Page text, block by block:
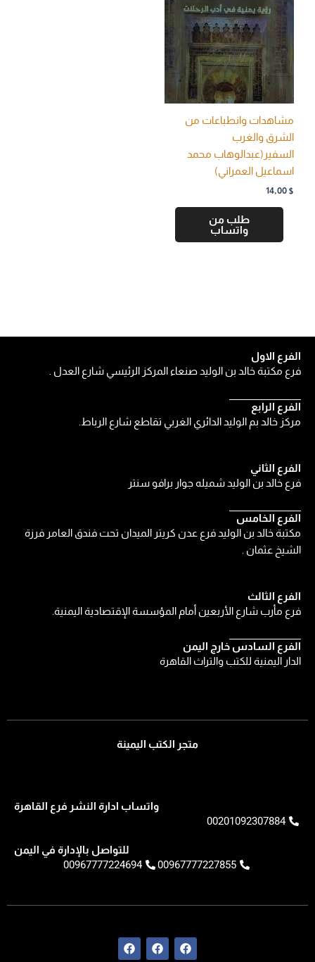
مشاهدات وانطباعات من
الشرق والغرب
السفير(عبدالوهاب محمد
اسماعيل العمراني)
14,00 $
طلب من
واتساب
الفرع الثالث
فرع مأرب شارع الأربعين أمام المؤسسة الإقتصادية اليمنية.
الفرع السادس خارج اليمن
الدار اليمنية للكتب والتراث القاهرة
الفرع الثاني
فرع خالد بن الوليد شميله جوار برافو سنتر
الفرع الخامس
مكتبة خالد بن الوليد فرع عدن كريتر الميدان تحت فندق العامر فرزة
الشيخ عثمان .
الفرع الاول
فرع مكتبة خالد بن الوليد صنعاء المركز الرئيسي شارع العدل .
الفرع الرابع
مركز خالد بم الوليد الدائري الغربي تقاطع شارع الرباط.
متجر الكتب اليمينة
واتساب ادارة النشر فرع القاهرة
00201092307884
للتواصل بالإدارة في اليمن
00967777227855
00967777224694
F
a
F
a
F
a